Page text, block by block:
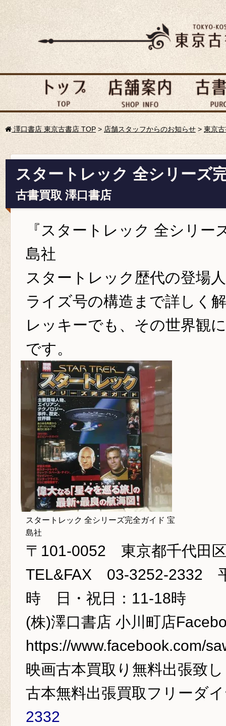
澤口書店 東京古書店 TOP > 店舗スタッフからのお知らせ> 東京
スタートレック 全シリーズ
古書買取 澤口書店
『スタートレック 全シリー
島社
スタートレック歴代の登場
ライズ号の構造まで詳しく
レッキーでも、その世界観
です。
スタートレック 全シリーズ完全ガイド 宝
島社
〒101-0052 東京都千代田
TEL&FAX 03-3252-2332
時 日・祝日：11-18時
(株)澤口書店 小川町店
https://www.facebook.com/
映画古本買取り 無料出張致
古本無料出張買取フリーダ
2332